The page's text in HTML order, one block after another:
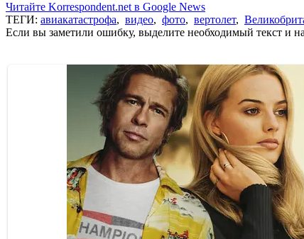
Читайте Korrespondent.net в Google News
ТЕГИ: авиакатастрофа, видео, фото, вертолет,
Если вы заметили ошибку, выделите необходимый текст и